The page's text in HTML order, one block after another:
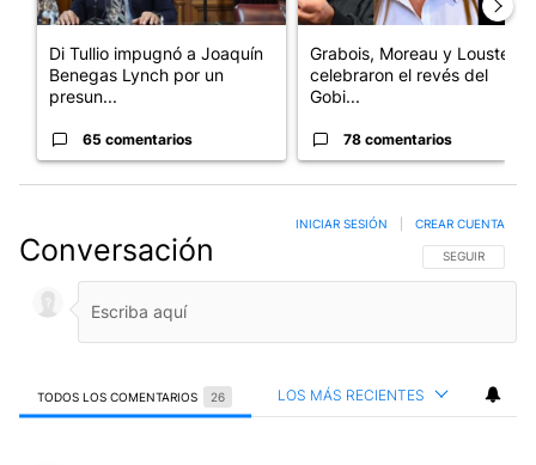
Di Tullio impugnó a Joaquín
Benegas Lynch por un
presun...
65 comentarios
Grabois, Moreau y Lousteau
celebraron el revés del
Gobi...
78 comentarios
Conversación SIGA ESTA
SEGUIR
INICIAR SESIÓN CREAR CUENTA
TODOS LOS COMENTARIOS 26 LOS MÁS RECIENTES